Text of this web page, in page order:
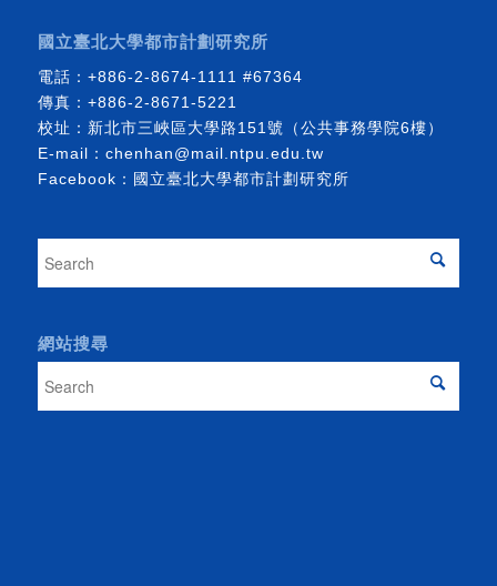
國立臺北大學都市計劃研究所
電話： +886-2-8674-1111 #67364
傳真：+886-2-8671-5221
校址：新北市三峽區大學路151號（公共事務學院6樓）
E-mail： chenhan@mail.ntpu.edu.tw
Facebook： 國立臺北大學都市計劃研究所
網站搜尋